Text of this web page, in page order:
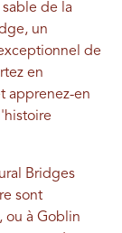
de la
un
de
en
apprenez-en
Bridges
sont
ou à Goblin